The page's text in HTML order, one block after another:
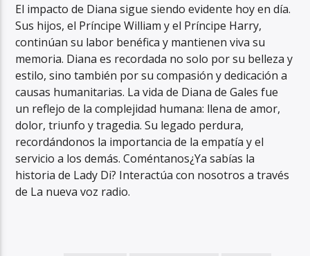
El impacto de Diana sigue siendo evidente hoy en día.
Sus hijos, el Príncipe William y el Príncipe Harry,
continúan su labor benéfica y mantienen viva su
memoria. Diana es recordada no solo por su belleza y
estilo, sino también por su compasión y dedicación a
causas humanitarias. La vida de Diana de Gales fue
un reflejo de la complejidad humana: llena de amor,
dolor, triunfo y tragedia. Su legado perdura,
recordándonos la importancia de la empatía y el
servicio a los demás. Coméntanos¿Ya sabías la
historia de Lady Di? Interactúa con nosotros a través
de La nueva voz radio.